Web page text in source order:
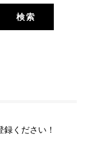
ください！